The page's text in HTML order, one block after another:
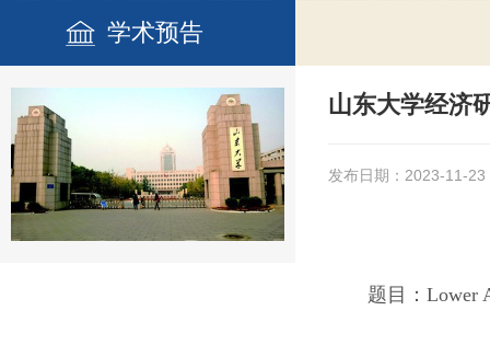
学术预告
山东大学经济
发布日期：2023-11-23
题目： Lower